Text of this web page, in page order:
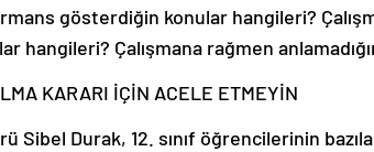
gösterdiğin konular hangileri?
hangileri? Çalışmana rağmen
KARARI İÇİN ACELE ETMEYİN
Sibel Durak, 12. sınıf öğrencilerinin